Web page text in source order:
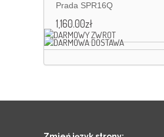
Prada SPR16Q
1,160.00zł